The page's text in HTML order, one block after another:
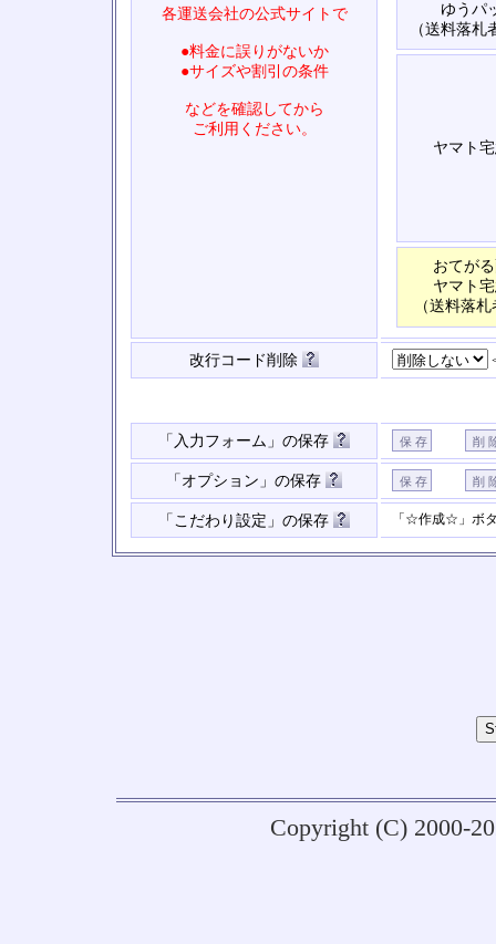
各運送会社の公式サイトで
●料金に誤りがないか
●サイズや割引の条件
などを確認してから
ご利用ください。
ゆうパ
（送料落札
ヤマト
おてが
ヤマト
（送料落
改行コード削除
「入力フォーム」の保存
「オプション」の保存
「こだわり設定」の保存 「☆作成☆」ボ
Copyright (C) 2000-